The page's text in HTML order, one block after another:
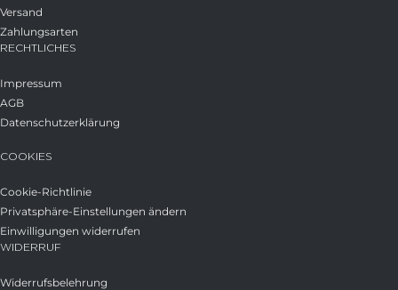
Versand
Zahlungsarten
RECHTLICHES
Impressum
AGB
Datenschutzerklärung
COOKIES
Cookie-Richtlinie
Privatsphäre-Einstellungen ändern
Einwilligungen widerrufen
WIDERRUF
Widerrufsbelehrung